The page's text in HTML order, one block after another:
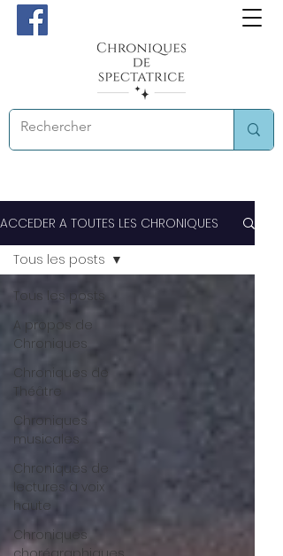
ACCEDER A TOUTES LES CHRONIQUES
Tous les posts
A propos de
Chroniques
Chroniques de
Théâtre
Chroniques
musicales
Chroniques de
lectures à voix
haute
Chroniques
Tous les posts